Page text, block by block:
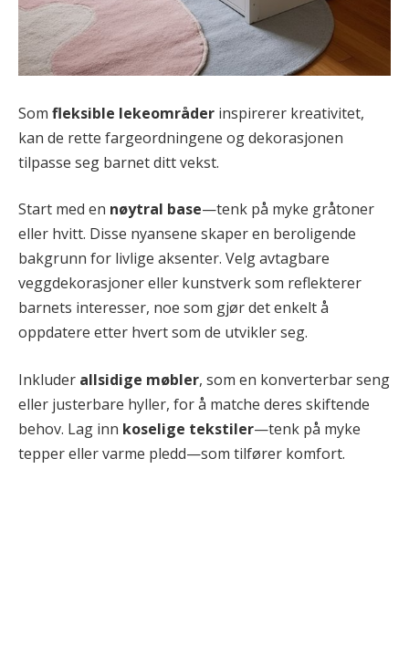
Som fleksible lekeområder inspirerer kreativitet,
kan de rette fargeordningene og dekorasjonen
tilpasse seg barnet ditt vekst.
Start med en nøytral base—tenk på myke gråtoner
eller hvitt. Disse nyansene skaper en beroligende
bakgrunn for livlige aksenter. Velg avtagbare
veggdekorasjoner eller kunstverk som reflekterer
barnets interesser, noe som gjør det enkelt å
oppdatere etter hvert som de utvikler seg.
Inkluder allsidige møbler, som en konverterbar seng
eller justerbare hyller, for å matche deres skiftende
behov. Lag inn koselige tekstiler—tenk på myke
tepper eller varme pledd—som tilfører komfort.